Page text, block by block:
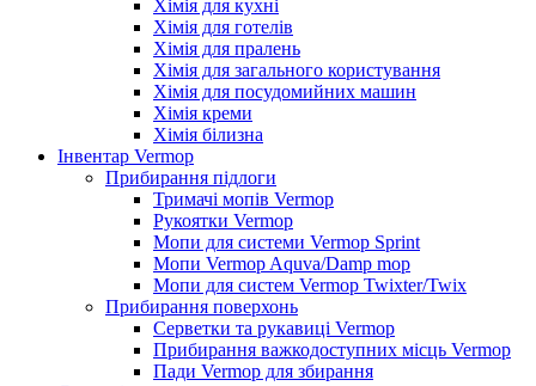
Хімія для кухні
Хімія для готелів
Хімія для пралень
Хімія для загального користування
Хімія для посудомийних машин
Хімія креми
Хімія білизна
Інвентар Vermop
Прибирання підлоги
Тримачі мопів Vermop
Рукоятки Vermop
Мопи для системи Vermop Sprint
Мопи Vermop Aquva/Damp mop
Мопи для систем Vermop Twixter/Twix
Прибирання поверхонь
Серветки та рукавиці Vermop
Прибирання важкодоступних місць Vermop
Пади Vermop для збирання